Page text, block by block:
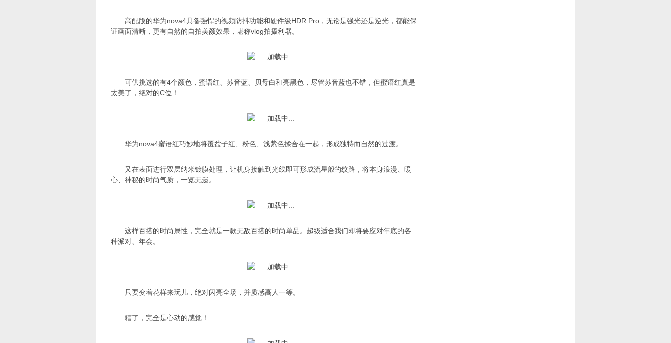
高配版的华为nova4具备强悍的视频防抖功能和硬件级HDR Pro，无论是强光还是逆光，都能保
证画面清晰，更有自然的自拍美颜效果，堪称vlog拍摄利器。
可供挑选的有4个颜色，蜜语红、苏音蓝、贝母白和亮黑色，尽管苏音蓝也不错，但蜜语红真是
太美了，绝对的C位！
华为nova4蜜语红巧妙地将覆盆子红、粉色、浅紫色揉合在一起，形成独特而自然的过渡。
又在表面进行双层纳米镀膜处理，让机身接触到光线即可形成流星般的纹路，将本身浪漫、暖
心、神秘的时尚气质，一览无遗。
这样百搭的时尚属性，完全就是一款无敌百搭的时尚单品。超级适合我们即将要应对年底的各
种派对、年会。
只要变着花样来玩儿，绝对闪亮全场，并质感高人一等。
糟了，完全是心动的感觉！